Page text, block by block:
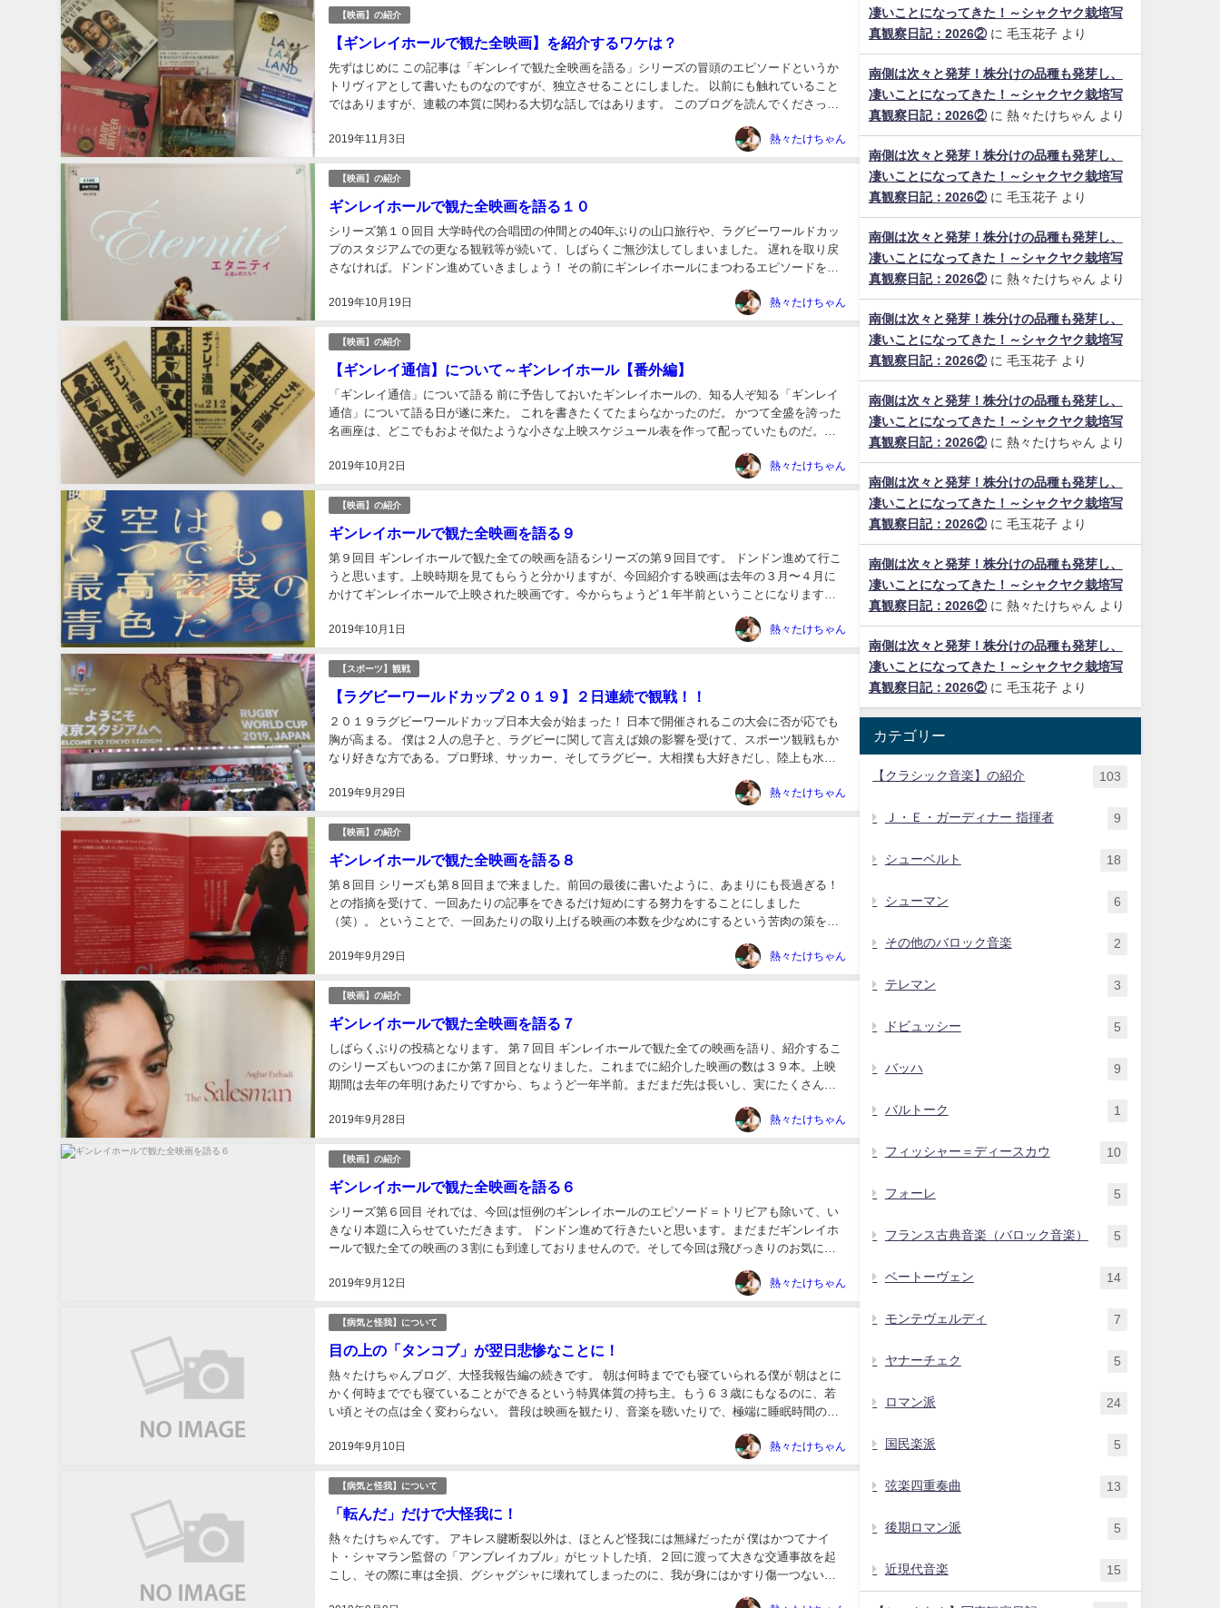
【映画】の紹介
【ギンレイホールで観た全映画】を紹介するワケは？
2019年11月3日
先ずはじめに この記事は「ギンレイで観た全映画を語る」シリーズの冒頭のエピソードというか
トリヴィアとして書いたものなのですが、独立させることにしました。 以前にも触れていること
ではありますが、連載の本質に関わる大切な話しではあります。 このブログを読んでくださって
熱々たけちゃん
【映画】の紹介
ギンレイホールで観た全映画を語る１０
2019年10月19日
シリーズ第１０回目 大学時代の合唱団の仲間との40年ぶりの山口旅行や、ラグビーワールドカッ
プのスタジアムでの更なる観戦等が続いて、しばらくご無沙汰してしまいました。 遅れを取り戻
さなければ。ドンドン進めていきましょう！ その前にギンレイホールにまつわるエピソードを手
熱々たけちゃん
【映画】の紹介
【ギンレイ通信】について～ギンレイホール【番外編】
2019年10月2日
「ギンレイ通信」について語る 前に予告しておいたギンレイホールの、知る人ぞ知る「ギンレイ
通信」について語る日が遂に来た。 これを書きたくてたまらなかったのだ。 かつて全盛を誇った
名画座は、どこでもおよそ似たような小さな上映スケジュール表を作って配っていたものだ。今
熱々たけちゃん
【映画】の紹介
ギンレイホールで観た全映画を語る９
2019年10月1日
第９回目 ギンレイホールで観た全ての映画を語るシリーズの第９回目です。 ドンドン進めて行こ
うと思います。上映時期を見てもらうと分かりますが、今回紹介する映画は去年の３月〜４月に
かけてギンレイホールで上映された映画です。今からちょうど１年半前ということになります。
熱々たけちゃん
【スポーツ】観戦
【ラグビーワールドカップ２０１９】２日連続で観戦！！
2019年9月29日
２０１９ラグビーワールドカップ日本大会が始まった！ 日本で開催されるこの大会に否が応でも
胸が高まる。 僕は２人の息子と、ラグビーに関して言えば娘の影響を受けて、スポーツ観戦もか
なり好きな方である。プロ野球、サッカー、そしてラグビー。大相撲も大好きだし、陸上も水泳
熱々たけちゃん
【映画】の紹介
ギンレイホールで観た全映画を語る８
2019年9月29日
第８回目 シリーズも第８回目まで来ました。前回の最後に書いたように、あまりにも長過ぎる！
との指摘を受けて、一回あたりの記事をできるだけ短めにする努力をすることにしました
（笑）。 ということで、一回あたりの取り上げる映画の本数を少なめにするという苦肉の策を取
熱々たけちゃん
【映画】の紹介
ギンレイホールで観た全映画を語る７
2019年9月28日
しばらくぶりの投稿となります。 第７回目 ギンレイホールで観た全ての映画を語り、紹介するこ
のシリーズもいつのまにか第７回目となりました。これまでに紹介した映画の数は３９本。上映
期間は去年の年明けあたりですから、ちょうど一年半前。まだまだ先は長いし、実にたくさんの
熱々たけちゃん
【映画】の紹介
ギンレイホールで観た全映画を語る６
2019年9月12日
シリーズ第６回目 それでは、今回は恒例のギンレイホールのエピソード＝トリビアも除いて、い
きなり本題に入らせていただきます。 ドンドン進めて行きたいと思います。まだまだギンレイホ
ールで観た全ての映画の３割にも到達しておりませんので。そして今回は飛びっきりのお気に入
熱々たけちゃん
【病気と怪我】について
目の上の「タンコブ」が翌日悲惨なことに！
2019年9月10日
熱々たけちゃんブログ、大怪我報告編の続きです。 朝は何時まででも寝ていられる僕が 朝はとに
かく何時まででも寝ていることができるという特異体質の持ち主。もう６３歳にもなるのに、若
い頃とその点は全く変わらない。 普段は映画を観たり、音楽を聴いたりで、極端に睡眠時間の少
熱々たけちゃん
【病気と怪我】について
「転んだ」だけで大怪我に！
熱々たけちゃんです。 アキレス腱断裂以外は、ほとんど怪我には無縁だったが 僕はかつてナイ
ト・シャマラン監督の「アンブレイカブル」がヒットした頃、２回に渡って大きな交通事故を起
こし、その際に車は全損、グシャグシャに壊れてしまったのに、我が身にはかすり傷一つないと
凄いことになってきた！～シャクヤク栽培写
真観察日記：2026②に 毛玉花子より
南側は次々と発芽！株分けの品種も発芽し、
凄いことになってきた！～シャクヤク栽培写
真観察日記：2026②に 熱々たけちゃん より
南側は次々と発芽！株分けの品種も発芽し、
凄いことになってきた！～シャクヤク栽培写
真観察日記：2026②に 毛玉花子より
南側は次々と発芽！株分けの品種も発芽し、
凄いことになってきた！～シャクヤク栽培写
真観察日記：2026②に 熱々たけちゃん より
南側は次々と発芽！株分けの品種も発芽し、
凄いことになってきた！～シャクヤク栽培写
真観察日記：2026②に 毛玉花子より
南側は次々と発芽！株分けの品種も発芽し、
凄いことになってきた！～シャクヤク栽培写
真観察日記：2026②に 熱々たけちゃん より
南側は次々と発芽！株分けの品種も発芽し、
凄いことになってきた！～シャクヤク栽培写
真観察日記：2026②に 毛玉花子より
南側は次々と発芽！株分けの品種も発芽し、
凄いことになってきた！～シャクヤク栽培写
真観察日記：2026②に 熱々たけちゃん より
南側は次々と発芽！株分けの品種も発芽し、
凄いことになってきた！～シャクヤク栽培写
真観察日記：2026②に 毛玉花子より
カテゴリー
【クラシック音楽】の紹介 103
Ｊ・Ｅ・ガーディナー 指揮者 9
シューベルト 18
シューマン 6
その他のバロック音楽 2
テレマン 3
ドビュッシー 5
バッハ 9
バルトーク 1
フィッシャー＝ディースカウ 10
フォーレ 5
フランス古典音楽（バロック音楽） 5
ベートーヴェン 14
モンテヴェルディ 7
ヤナーチェク 5
ロマン派 24
国民楽派 5
弦楽四重奏曲 13
後期ロマン派 5
近現代音楽 15